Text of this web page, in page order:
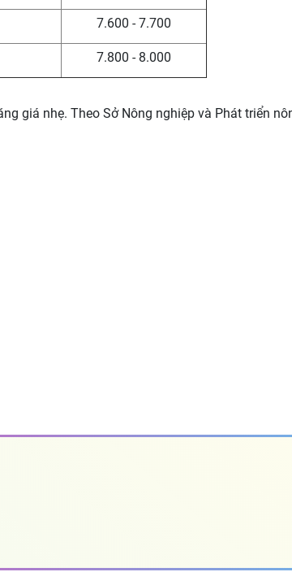
7.600 - 7.700
7.800 - 8.000
giá nhẹ. Theo Sở Nông nghiệp và Phát triển